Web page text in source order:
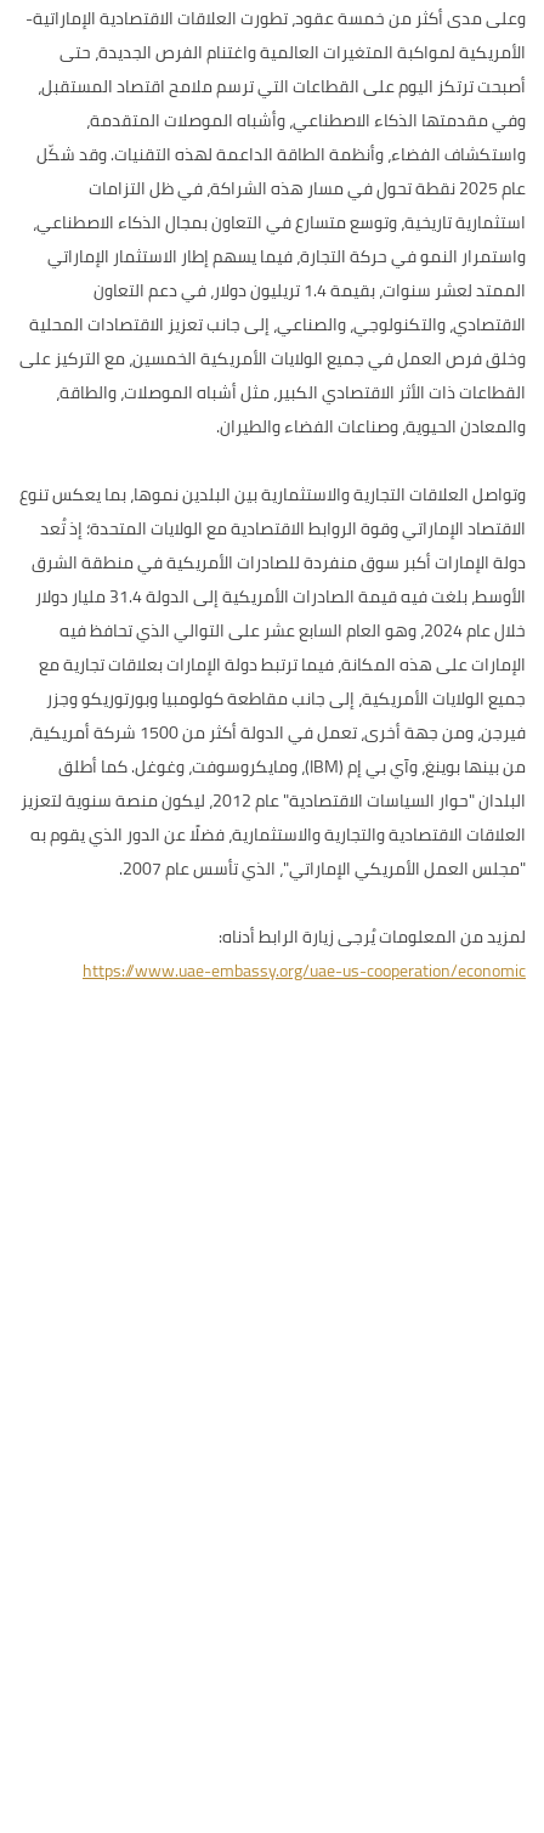
وعلى مدى أكثر من خمسة عقود، تطورت العلاقات الاقتصادية الإماراتية-
الأمريكية لمواكبة المتغيرات العالمية واغتنام الفرص الجديدة، حتى
أصبحت ترتكز اليوم على القطاعات التي ترسم ملامح اقتصاد المستقبل،
وفي مقدمتها الذكاء الاصطناعي، وأشباه الموصلات المتقدمة،
واستكشاف الفضاء، وأنظمة الطاقة الداعمة لهذه التقنيات. وقد شكّل
عام 2025 نقطة تحول في مسار هذه الشراكة، في ظل التزامات
استثمارية تاريخية، وتوسع متسارع في التعاون بمجال الذكاء الاصطناعي،
واستمرار النمو في حركة التجارة، فيما يسهم إطار الاستثمار الإماراتي
الممتد لعشر سنوات، بقيمة 1.4 تريليون دولار، في دعم التعاون
الاقتصادي، والتكنولوجي، والصناعي، إلى جانب تعزيز الاقتصادات المحلية
وخلق فرص العمل في جميع الولايات الأمريكية الخمسين، مع التركيز على
القطاعات ذات الأثر الاقتصادي الكبير، مثل أشباه الموصلات، والطاقة،
والمعادن الحيوية، وصناعات الفضاء والطيران.
وتواصل العلاقات التجارية والاستثمارية بين البلدين نموها، بما يعكس تنوع
الاقتصاد الإماراتي وقوة الروابط الاقتصادية مع الولايات المتحدة؛ إذ تُعد
دولة الإمارات أكبر سوق منفردة للصادرات الأمريكية في منطقة الشرق
الأوسط، بلغت فيه قيمة الصادرات الأمريكية إلى الدولة 31.4 مليار دولار
خلال عام 2024، وهو العام السابع عشر على التوالي الذي تحافظ فيه
الإمارات على هذه المكانة، فيما ترتبط دولة الإمارات بعلاقات تجارية مع
جميع الولايات الأمريكية، إلى جانب مقاطعة كولومبيا وبورتوريكو وجزر
فيرجن، ومن جهة أخرى، تعمل في الدولة أكثر من 1500 شركة أمريكية،
من بينها بوينغ، وآي بي إم (IBM)، ومايكروسوفت، وغوغل. كما أطلق
البلدان "حوار السياسات الاقتصادية" عام 2012، ليكون منصة سنوية لتعزيز
العلاقات الاقتصادية والتجارية والاستثمارية، فضلًا عن الدور الذي يقوم به
"مجلس العمل الأمريكي الإماراتي"، الذي تأسس عام 2007.
لمزيد من المعلومات يُرجى زيارة الرابط أدناه:
https://www.uae-embassy.org/uae-us-cooperation/economic